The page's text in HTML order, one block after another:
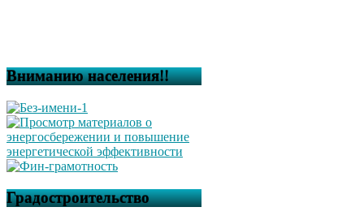
Вниманию населения!!
Градостроительство